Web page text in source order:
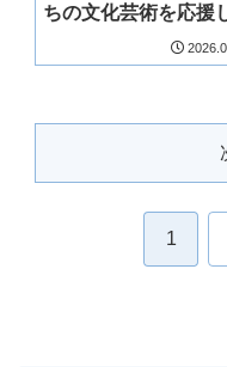
ちの文化芸術を応援
1